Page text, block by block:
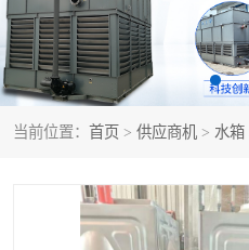
当前位置： 首页 > 供应商机 > 水箱
闭式冷却塔
电控箱
板式换热器